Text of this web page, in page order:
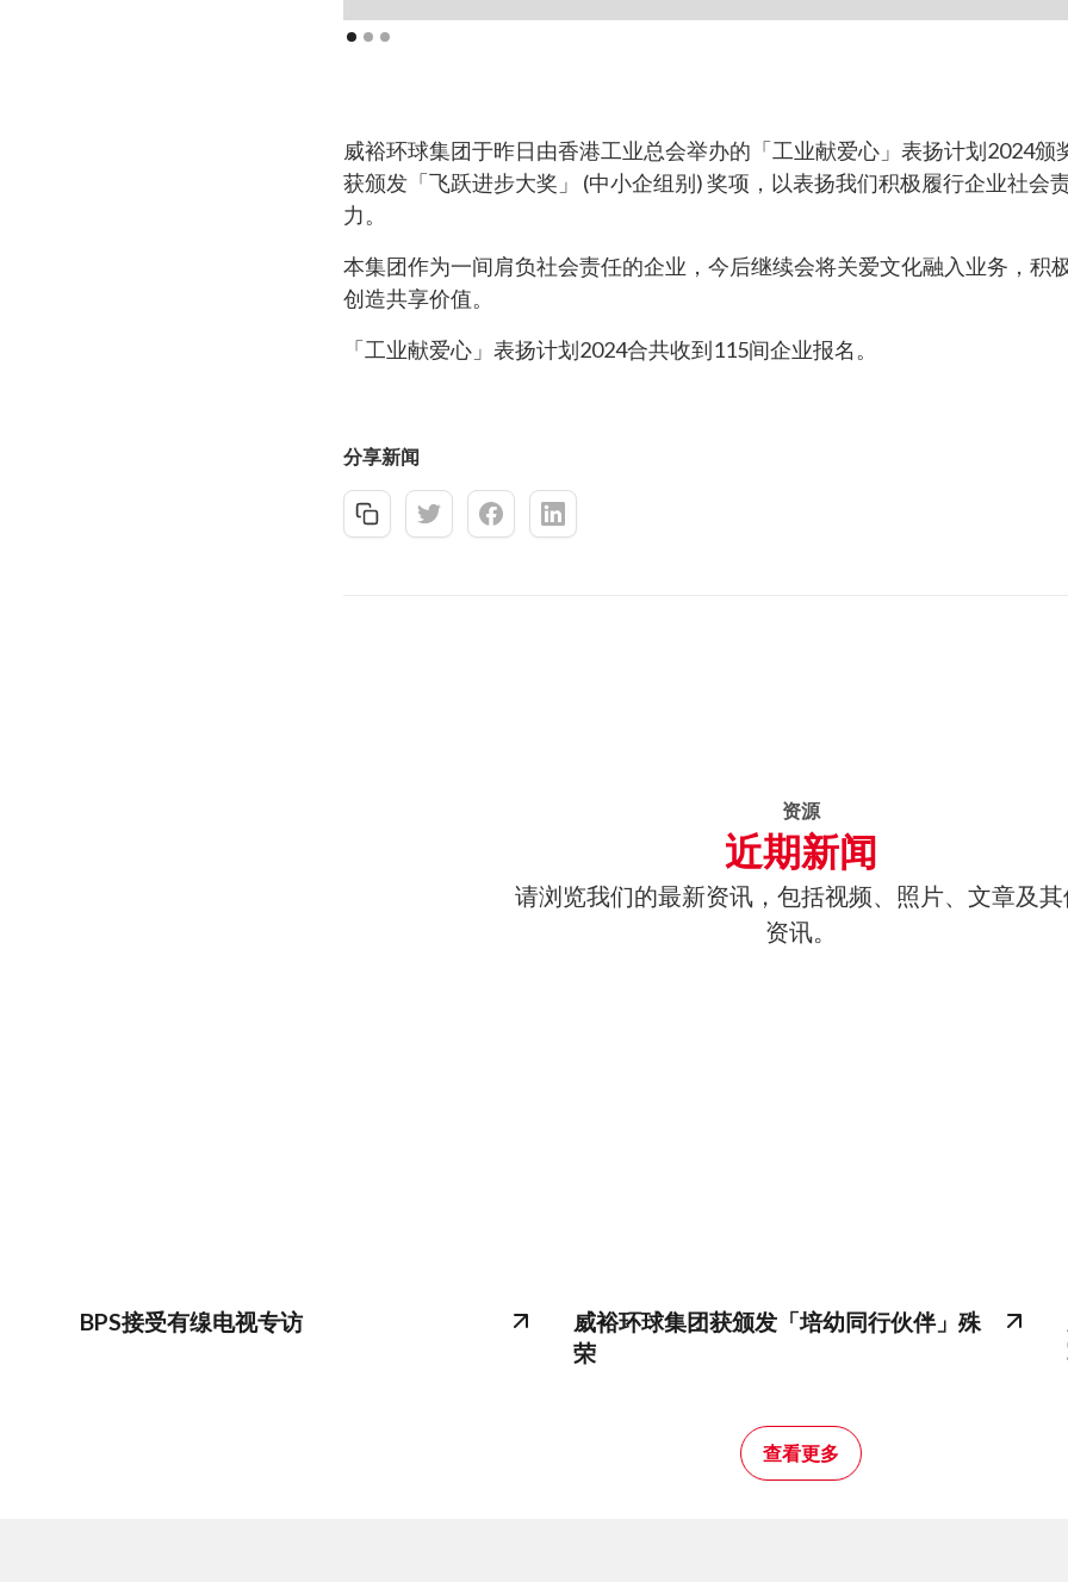
威裕环球集团于昨日由香港工业总会举办的「工业献爱心」表扬计划2024颁
获颁发「飞跃进步大奖」 (中小企组别) 奖项，以表扬我们积极履行企业社会
力。
本集团作为一间肩负社会责任的企业，今后继续会将关爱文化融入业务，积
创造共享价值。
「工业献爱心」表扬计划2024合共收到115间企业报名。
分享新闻
资源
近期新闻
请浏览我们的最新资讯，包括视频、照片、文章及
资讯。
BPS接受有缐电视专访
威裕环球集团获颁发「培幼同行伙伴」殊
荣
查看更多